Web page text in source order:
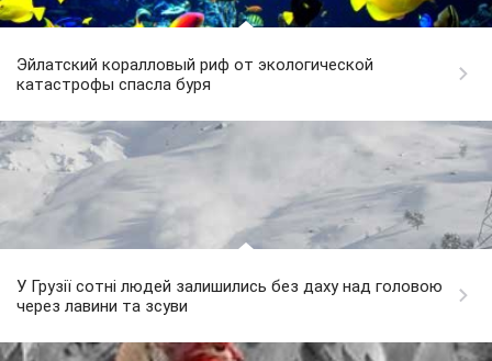
Эйлатский коралловый риф от экологической
катастрофы спасла буря
У Грузії сотні людей залишились без даху над головою
через лавини та зсуви